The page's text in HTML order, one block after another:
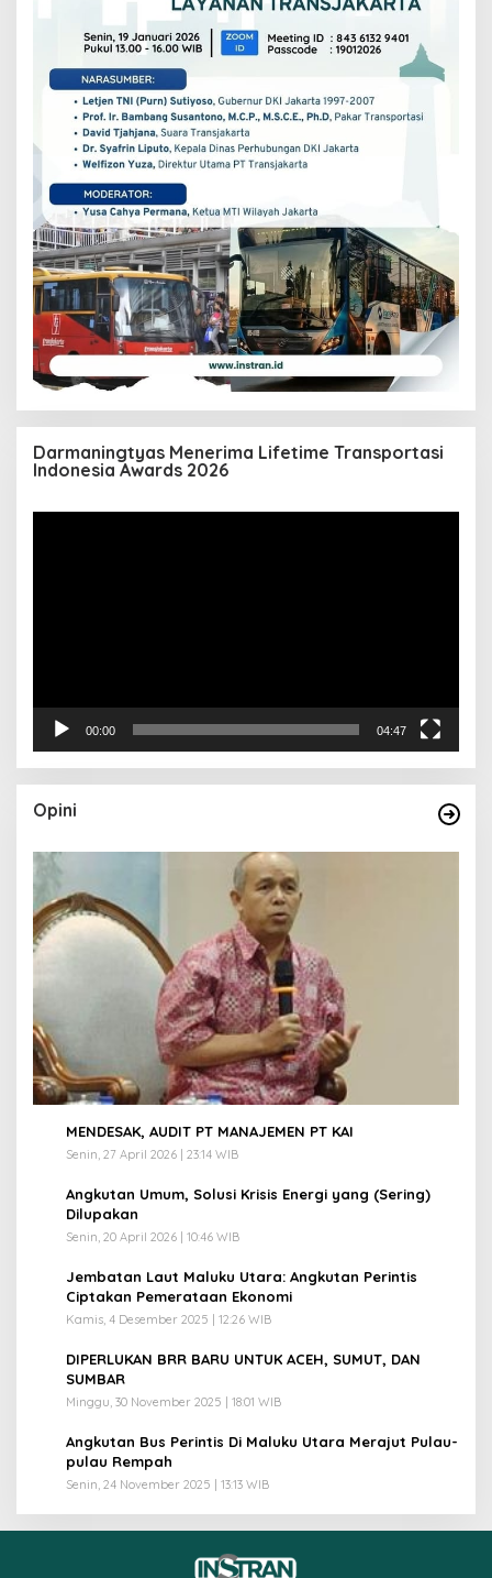
Darmaningtyas Menerima Lifetime Transportasi
Indonesia Awards 2026
00:00 04:47
Opini
MENDESAK, AUDIT PT MANAJEMEN PT KAI
Senin, 27 April 2026 | 23:14 WIB
Angkutan Umum, Solusi Krisis Energi yang (Sering)
Dilupakan
Senin, 20 April 2026 | 10:46 WIB
Jembatan Laut Maluku Utara: Angkutan Perintis
Ciptakan Pemerataan Ekonomi
Kamis, 4 Desember 2025 | 12:26 WIB
DIPERLUKAN BRR BARU UNTUK ACEH, SUMUT, DAN
SUMBAR
Minggu, 30 November 2025 | 18:01 WIB
Angkutan Bus Perintis Di Maluku Utara Merajut Pulau-
pulau Rempah
Senin, 24 November 2025 | 13:13 WIB